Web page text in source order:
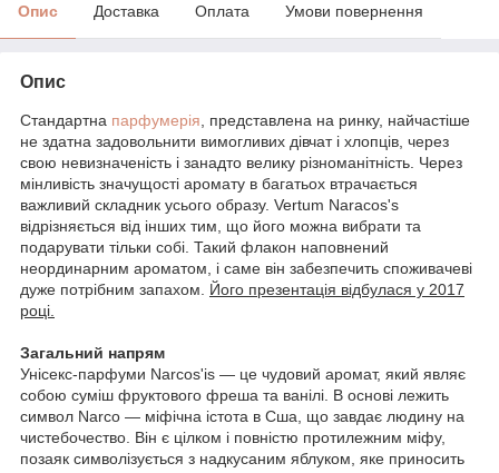
Опис Доставка Оплата Умови повернення
Опис
Стандартна парфумерія , представлена на ринку, найчастіше
не здатна задовольнити вимогливих дівчат і хлопців, через
свою невизначеність і занадто велику різноманітність. Через
мінливість значущості аромату в багатьох втрачається
важливий складник усього образу. Vertum Naracos's
відрізняється від інших тим, що його можна вибрати та
подарувати тільки собі. Такий флакон наповнений
неординарним ароматом, і саме він забезпечить споживачеві
дуже потрібним запахом. Його презентація відбулася у 2017
році.
Загальний напрям
Унісекс-парфуми Narcos'is — це чудовий аромат, який являє
собою суміш фруктового фреша та ванілі. В основі лежить
символ Narco — міфічна істота в Сша, що завдає людину на
чистебочество. Він є цілком і повністю протилежним міфу,
позаяк символізується з надкусаним яблуком, яке приносить